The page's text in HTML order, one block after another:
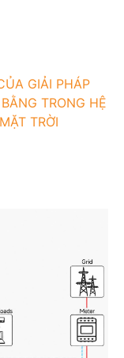
GIẢI PHÁP
TRONG HỆ
TRỜI